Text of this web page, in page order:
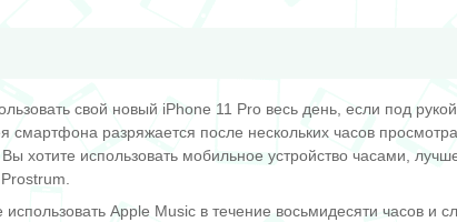
свой новый iPhone 11 Pro весь день, если под
разряжается после нескольких часов
хотите использовать мобильное устройство часами,
Apple Music в течение восьмидесяти часов и